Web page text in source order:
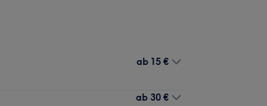
ab 15 €
ab 30 €